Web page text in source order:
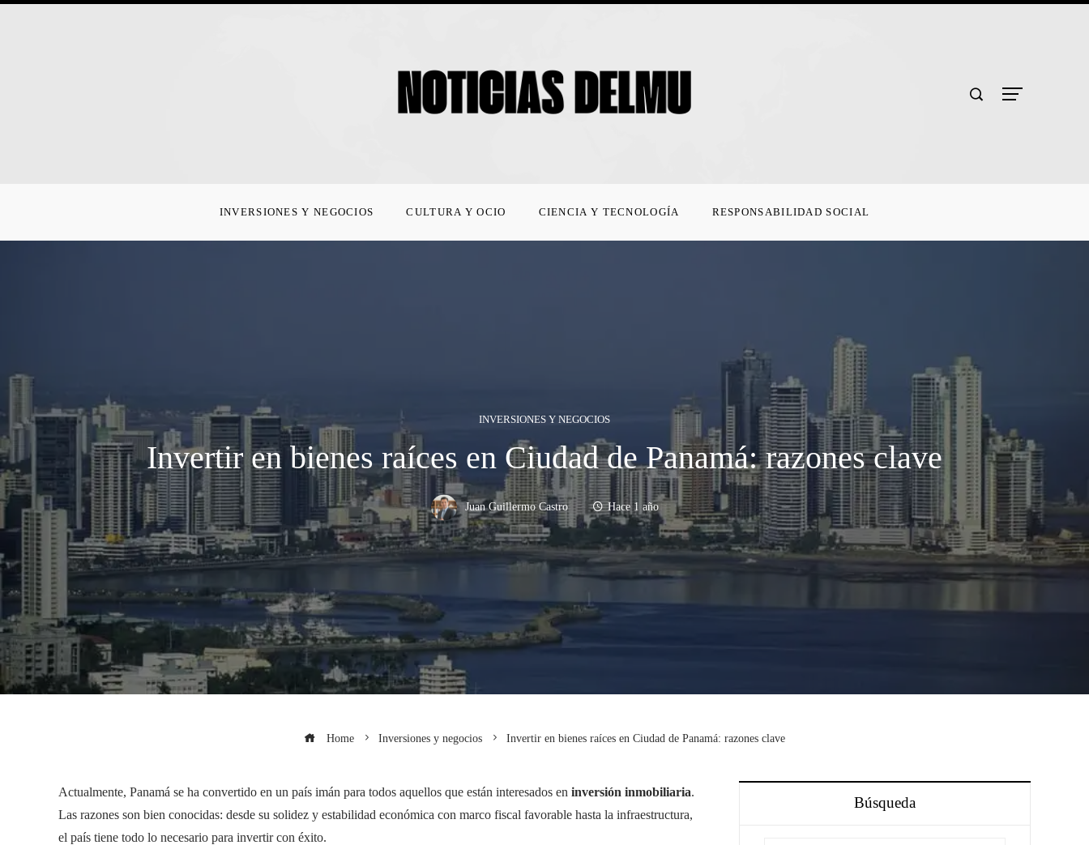
INVERSIONES Y NEGOCIOS CULTURA Y OCIO CIENCIA Y TECNOLOGÍA RESPONSABILIDAD SOCIAL
INVERSIONES Y NEGOCIOS
Invertir en bienes raíces en Ciudad de Panamá: razones clave
Juan Guillermo Castro Hace 1 año
Home Inversiones y negocios Invertir en bienes raíces en Ciudad de Panamá: razones clave
Actualmente, Panamá se ha convertido en un país imán para todos aquellos que están interesados en inversión inmobiliaria.
Las razones son bien conocidas: desde su solidez y estabilidad económica con marco fiscal favorable hasta la infraestructura,
el país tiene todo lo necesario para invertir con éxito.
Búsqueda